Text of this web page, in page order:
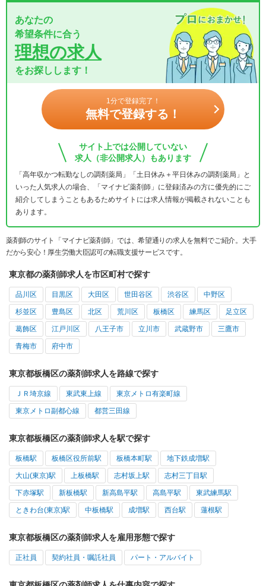
あなたの
希望条件に合う
理想の求人
をお探しします！
1分で登録完了！
無料で登録する！
サイト上では公開していない
求人（非公開求人）もあります
「高年収かつ転勤なしの調剤薬局」「土日休み＋平日休みの調剤薬局」と
いった人気求人の場合、「マイナビ薬剤師」に登録済みの方に優先的にご
紹介してしまうこともあるためサイトには求人情報が掲載されないことも
あります。
薬剤師のサイト「マイナビ薬剤師」では、希望通りの求人を無料でご紹介。大手
だから安心！厚生労働大臣認可の転職支援サービスです。
東京都の薬剤師求人を市区町村で探す
品川区 目黒区 大田区 世田谷区 渋谷区 中野区
杉並区 豊島区 北区 荒川区 板橋区 練馬区 足立区
葛飾区 江戸川区 八王子市 立川市 武蔵野市 三鷹市
青梅市 府中市
東京都板橋区の薬剤師求人を路線で探す
ＪＲ埼京線 東武東上線 東京メトロ有楽町線
東京メトロ副都心線 都営三田線
東京都板橋区の薬剤師求人を駅で探す
板橋駅 板橋区役所前駅 板橋本町駅 地下鉄成増駅
大山(東京)駅 上板橋駅 志村坂上駅 志村三丁目駅
下赤塚駅 新板橋駅 新高島平駅 高島平駅 東武練馬駅
ときわ台(東京)駅 中板橋駅 成増駅 西台駅 蓮根駅
東京都板橋区の薬剤師求人を雇用形態で探す
正社員 契約社員・嘱託社員 パート・アルバイト